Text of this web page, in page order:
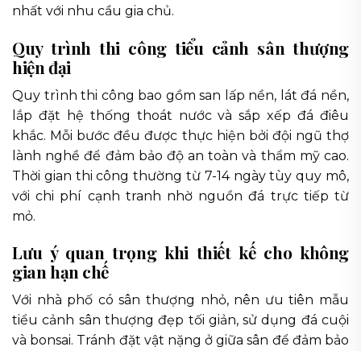
nhất với nhu cầu gia chủ.
Quy trình thi công tiểu cảnh sân thượng
hiện đại
Quy trình thi công bao gồm san lấp nền, lát đá nền,
lắp đặt hệ thống thoát nước và sắp xếp đá điêu
khắc. Mỗi bước đều được thực hiện bởi đội ngũ thợ
lành nghề để đảm bảo độ an toàn và thẩm mỹ cao.
Thời gian thi công thường từ 7-14 ngày tùy quy mô,
với chi phí cạnh tranh nhờ nguồn đá trực tiếp từ
mỏ.
Lưu ý quan trọng khi thiết kế cho không
gian hạn chế
Với nhà phố có sân thượng nhỏ, nên ưu tiên mẫu
tiểu cảnh sân thượng đẹp tối giản, sử dụng đá cuội
và bonsai. Tránh đặt vật nặng ở giữa sân để đảm bảo